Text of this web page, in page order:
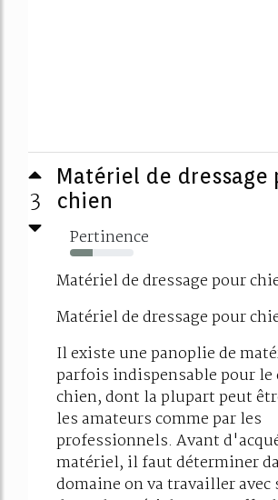
3
Matériel de dressage
chien
Pertinence
36%
Matériel de dressage pour
Matériel de dressage pour
Il existe une panoplie de
parfois indispensable pour le
chien, dont la plupart peut
les amateurs comme par les
professionnels. Avant
matériel, il faut déterminer
domaine on va travailler avec